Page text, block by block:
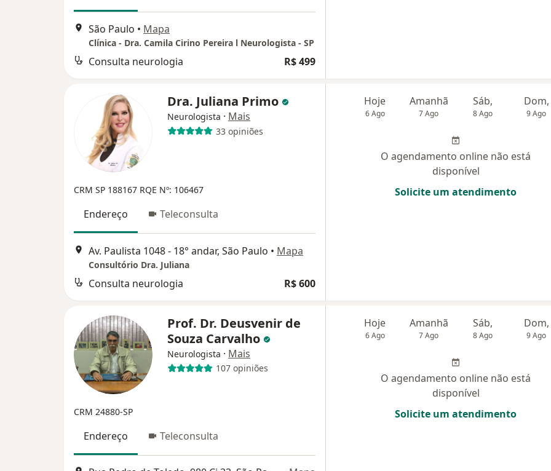
São Paulo • Mapa
Clínica - Dra. Camila Cirino Pereira l Neurologista - SP
Consulta neurologia R$ 499
Dra. Juliana Primo
Neurologista · Mais
33 opiniões
CRM SP 188167 RQE Nº: 106467
Endereço Teleconsulta
Av. Paulista 1048 - 18° andar, São Paulo • Mapa
Consultório Dra. Juliana
Consulta neurologia R$ 600
Hoje
6 Ago
Amanhã
7 Ago
Sáb,
8 Ago
Dom,
9 Ago
O agendamento online não está
disponível
Solicite um atendimento
Prof. Dr. Deusvenir de
Souza Carvalho
Neurologista · Mais
107 opiniões
CRM 24880-SP
Endereço Teleconsulta
Hoje
6 Ago
Amanhã
7 Ago
Sáb,
8 Ago
Dom,
9 Ago
O agendamento online não está
disponível
Solicite um atendimento